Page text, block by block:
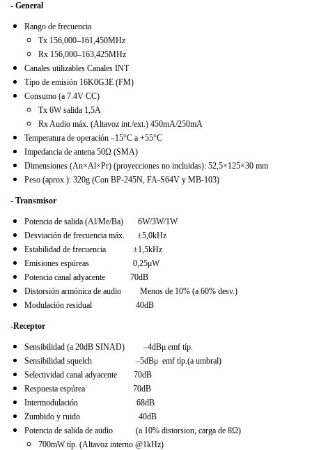
- General
Rango de frecuencia
Tx 156,000–161,450MHz
Rx 156,000–163,425MHz
Canales utilizables Canales INT
Tipo de emisión 16K0G3E (FM)
Consumo (a 7.4V CC)
Tx 6W salida 1,5A
Rx Audio máx. (Altavoz int./ext.) 450mA/250mA
Temperatura de operación –15°C a +55°C
Impedancia de antena 50Ω (SMA)
Dimensiones (An×Al×Pr) (proyecciones no incluidas): 52,5×125×30 mm
Peso (aprox.): 320g (Con BP-245N, FA-S64V y MB-103)
- Transmisor
Potencia de salida (Al/Me/Ba) 6W/3W/1W
Desviación de frecuencia máx. ±5,0kHz
Estabilidad de frecuencia ±1,5kHz
Emisiones espúreas 0,25μW
Potencia canal adyacente 70dB
Distorsión armónica de audio Menos de 10% (a 60% desv.)
Modulación residual 40dB
-Receptor
Sensibilidad (a 20dB SINAD) –4dBμ emf típ.
Sensibilidad squelch –5dBμ emf típ.(a umbral)
Selectividad canal adyacente 70dB
Respuesta espúrea 70dB
Intermodulación 68dB
Zumbido y ruido 40dB
Potencia de salida de audio (a 10% distorsion, carga de 8Ω)
700mW típ. (Altavoz interno @1kHz)